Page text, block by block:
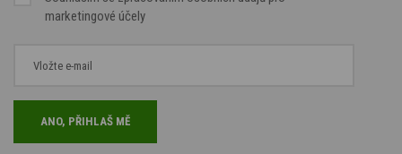
marketingové účely